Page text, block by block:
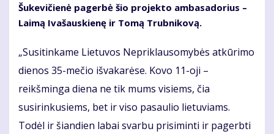
Šukevičienė pagerbė šio projekto ambasadorius –
Laimą Ivašauskienę ir Tomą Trubnikovą.
„Susitinkame Lietuvos Nepriklausomybės atkūrimo
dienos 35-mečio išvakarėse. Kovo 11-oji –
reikšminga diena ne tik mums visiems, čia
susirinkusiems, bet ir viso pasaulio lietuviams.
Todėl ir šiandien labai svarbu prisiminti ir pagerbti